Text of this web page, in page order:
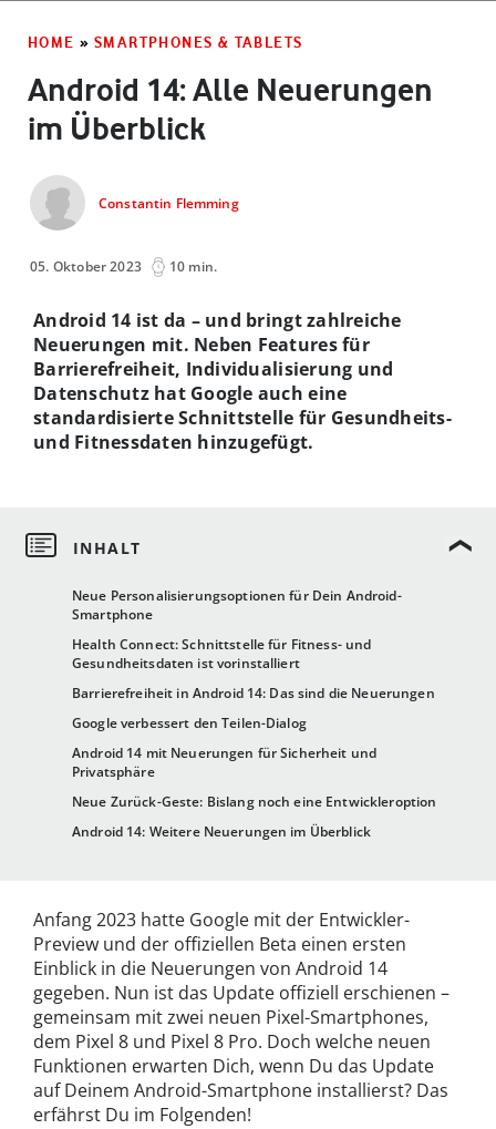
HOME » SMARTPHONES & TABLETS
Android 14: Alle Neuerungen
im Überblick
Constantin Flemming
05. Oktober 2023 10 min.
Neue Personalisierungsoptionen für Dein Android-
Smartphone
Health Connect: Schnittstelle für Fitness- und
Gesundheitsdaten ist vorinstalliert
Barrierefreiheit in Android 14: Das sind die Neuerungen
Google verbessert den Teilen-Dialog
Android 14 mit Neuerungen für Sicherheit und
Privatsphäre
Neue Zurück-Geste: Bislang noch eine Entwickleroption
Android 14: Weitere Neuerungen im Überblick
Android 14 ist da – und bringt zahlreiche
Neuerungen mit. Neben Features für
Barrierefreiheit, Individualisierung und
Datenschutz hat Google auch eine
standardisierte Schnittstelle für Gesundheits-
und Fitnessdaten hinzugefügt.
Anfang 2023 hatte Google mit der Entwickler-
Preview und der offiziellen Beta einen ersten
Einblick in die Neuerungen von Android 14
gegeben. Nun ist das Update offiziell erschienen –
gemeinsam mit zwei neuen Pixel-Smartphones,
dem Pixel 8 und Pixel 8 Pro. Doch welche neuen
Funktionen erwarten Dich, wenn Du das Update
auf Deinem Android-Smartphone installierst? Das
erfährst Du im Folgenden!